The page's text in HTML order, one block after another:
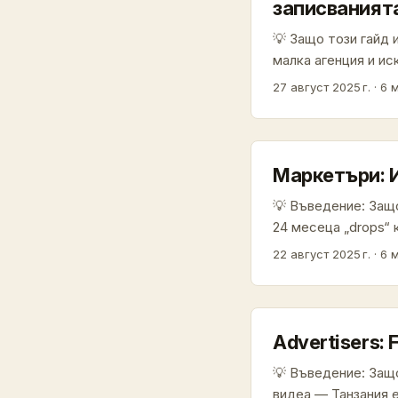
💡 Защо този гайд
малка агенция и
(Ivory Coast) е
тази за Dorie —
като на създател
автентичността и
марки. ...
27 август 2025 г. · 6
Маркетъри:
💡 Въведение:
24 месеца „drops“
креатори —
Drops показват
са тясно
е полезна
да ускори
разпродаден
22 август 2025 г. · 6
Advertisers:
💡 Въведение:
видеа — Танзания